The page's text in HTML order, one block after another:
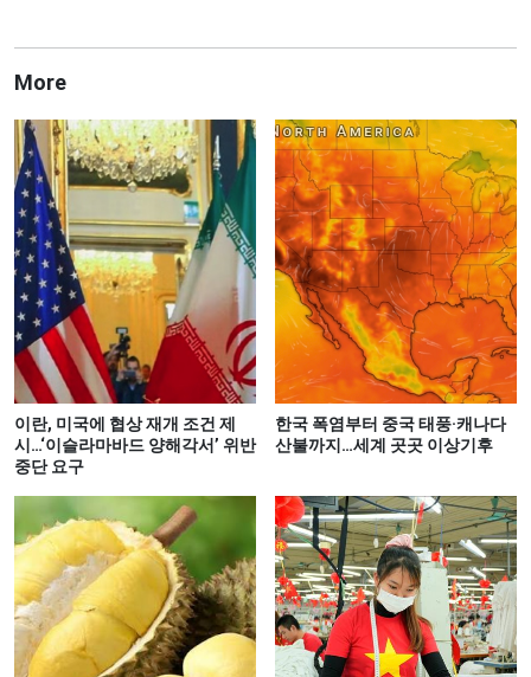
More
이란, 미국에 협상 재개 조건 제
시…‘이슬라마바드 양해각서’ 위반
중단 요구
한국 폭염부터 중국 태풍·캐나다
산불까지…세계 곳곳 이상기후